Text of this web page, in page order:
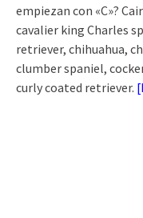
empiezan con «C»?
cavalier king Charles
retriever, chihuahua,
clumber spaniel,
curly coated retriever. [